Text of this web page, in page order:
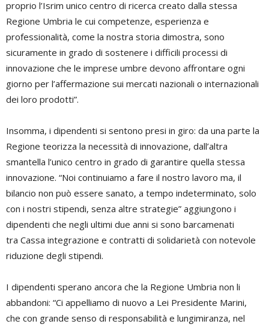
proprio l’Isrim unico centro di ricerca creato dalla stessa
Regione Umbria le cui competenze, esperienza e
professionalità, come la nostra storia dimostra, sono
sicuramente in grado di sostenere i difficili processi di
innovazione che le imprese umbre devono affrontare ogni
giorno per l’affermazione sui mercati nazionali o internazionali
dei loro prodotti”.
Insomma, i dipendenti si sentono presi in giro: da una parte la
Regione teorizza la necessità di innovazione, dall’altra
smantella l’unico centro in grado di garantire quella stessa
innovazione. “Noi continuiamo a fare il nostro lavoro ma, il
bilancio non può essere sanato, a tempo indeterminato, solo
con i nostri stipendi, senza altre strategie” aggiungono i
dipendenti che negli ultimi due anni si sono barcamenati
tra Cassa integrazione e contratti di solidarietà con notevole
riduzione degli stipendi.
I dipendenti sperano ancora che la Regione Umbria non li
abbandoni: “Ci appelliamo di nuovo a Lei Presidente Marini,
che con grande senso di responsabilità e lungimiranza, nel